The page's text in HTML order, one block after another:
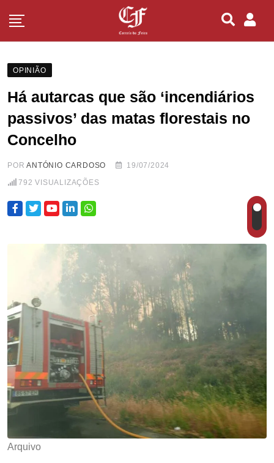
OPINIÃO
Há autarcas que são ‘incendiários
passivos’ das matas florestais no
Concelho
PORANTÓNIO CARDOSO
19/07/2024
792 VISUALIZAÇÕES
Arquivo